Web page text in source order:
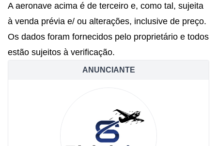
A aeronave acima é de terceiro e, como tal, sujeita
à venda prévia e/ ou alterações, inclusive de preço.
Os dados foram fornecidos pelo proprietário e todos
estão sujeitos à verificação.
ANUNCIANTE